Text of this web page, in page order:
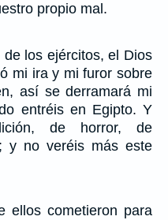
propio mal.
los ejércitos, el Dios
mi ira y mi furor sobre
así se derramará mi
entréis en Egipto. Y
de horror, de
y no veréis más este
ellos cometieron para